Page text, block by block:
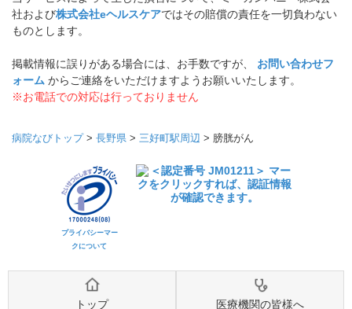
社および株式会社eヘルスケアではその賠償の責任を一切負わない
ものとします。
掲載情報に誤りがある場合には、お手数ですが、 お問い合わせフ
ォーム からご連絡をいただけますようお願いいたします。
※お電話での対応は行っておりません
病院なびトップ> 長野県 > 三好町駅周辺 > 膀胱がん
プライバシーマー
クについて
トップ 医療機関の皆様へ